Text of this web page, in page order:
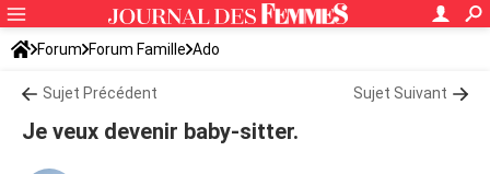
Forum Forum Famille Ado
Sujet Précédent Sujet Suivant
Je veux devenir baby-sitter.